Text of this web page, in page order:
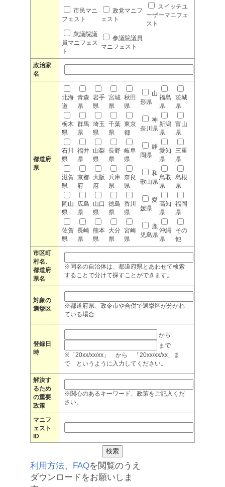
市民マニ
フェスト
政党マニフ
ェスト
スイッチユ
ーザーマニフェ
スト
衆議院議
員マニフェス
ト
参議院議員
マニフェスト
政治家
名
都道府
県
北海
道
青森
県
岩手
県
宮城
県
秋田
県
山
形県
福島
県
茨城
県
栃木
県
群馬
県
埼玉
県
千葉
県
東京
都
神
奈川県
新潟
県
富山
県
石川
県
福井
県
山梨
県
長野
県
岐阜
県
静
岡県
愛知
県
三重
県
滋賀
県
京都
府
大阪
府
兵庫
県
奈良
県
和
歌山県
鳥取
県
島根
県
岡山
県
広島
県
山口
県
徳島
県
香川
県
愛
媛県
高知
県
福岡
県
佐賀
県
長崎
県
熊本
県
大分
県
宮崎
県
鹿
児島県
沖縄
県
その
他
市区町
村名、
都道府
県名
※同名の自治体は、都道府県とあわせて検索
することで分けて探すことができます。
対象の
選挙区
※都道府県、政令市や合併で選挙区が分かれ
ている場合
登録日
時
から
まで
※「20xx/xx/xx」 から 「20xx/xx/xx」ま
で というように入力してください。
解決す
るため
の重要
政策
※関心のあるキーワード、政策をご記入くだ
さい。
マニフ
ェスト
ID
利用方法、 FAQを閲覧のうえ
ダウンロードをお願いしま